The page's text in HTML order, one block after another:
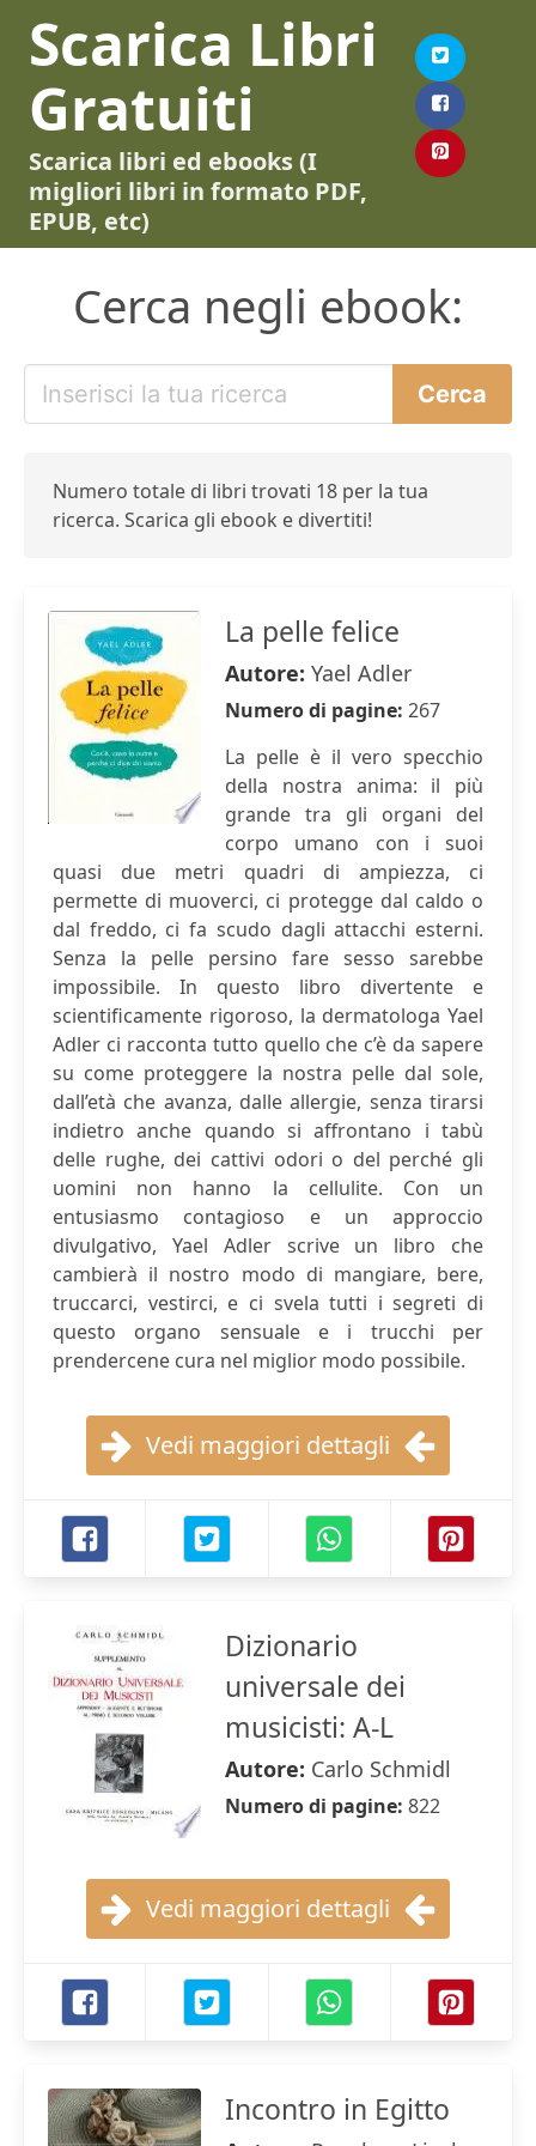
Scarica Libri
Gratuiti
Scarica libri ed ebooks (I
migliori libri in formato PDF,
EPUB, etc)
Cerca negli ebook:
Numero totale di libri trovati 18 per la tua
ricerca. Scarica gli ebook e divertiti!
La pelle felice
Autore: Yael Adler
Numero di pagine: 267
La pelle è il vero specchio
della nostra anima: il più
grande tra gli organi del
corpo umano con i suoi
quasi due metri quadri di ampiezza, ci
permette di muoverci, ci protegge dal caldo o
dal freddo, ci fa scudo dagli attacchi esterni.
Senza la pelle persino fare sesso sarebbe
impossibile. In questo libro divertente e
scientificamente rigoroso, la dermatologa Yael
Adler ci racconta tutto quello che c’è da sapere
su come proteggere la nostra pelle dal sole,
dall’età che avanza, dalle allergie, senza tirarsi
indietro anche quando si affrontano i tabù
delle rughe, dei cattivi odori o del perché gli
uomini non hanno la cellulite. Con un
entusiasmo contagioso e un approccio
divulgativo, Yael Adler scrive un libro che
cambierà il nostro modo di mangiare, bere,
truccarci, vestirci, e ci svela tutti i segreti di
questo organo sensuale e i trucchi per
prendercene cura nel miglior modo possibile.
Vedi maggiori dettagli
Dizionario
universale dei
musicisti: A-L
Autore: Carlo Schmidl
Numero di pagine: 822
Vedi maggiori dettagli
Incontro in Egitto